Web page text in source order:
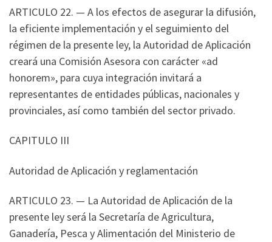
ARTICULO 22. — A los efectos de asegurar la difusión,
la eficiente implementación y el seguimiento del
régimen de la presente ley, la Autoridad de Aplicación
creará una Comisión Asesora con carácter «ad
honorem», para cuya integración invitará a
representantes de entidades públicas, nacionales y
provinciales, así como también del sector privado.
CAPITULO III
Autoridad de Aplicación y reglamentación
ARTICULO 23. — La Autoridad de Aplicación de la
presente ley será la Secretaría de Agricultura,
Ganadería, Pesca y Alimentación del Ministerio de